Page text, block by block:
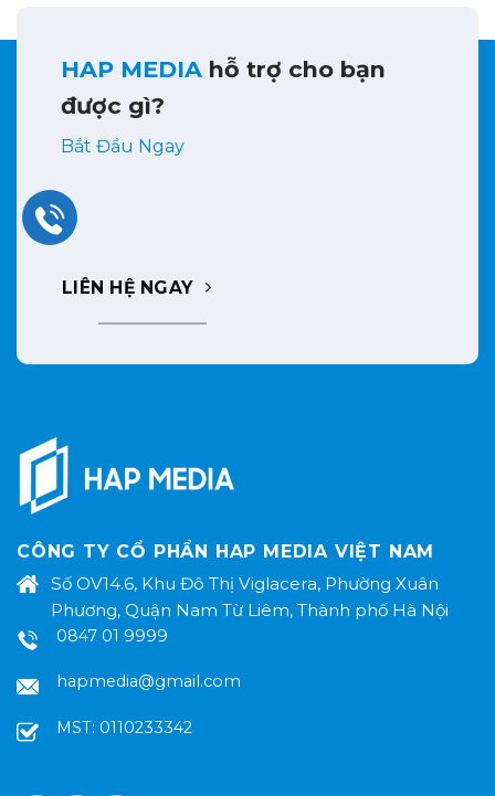
HAP MEDIA hỗ trợ cho bạn
được gì?
Bắt Đầu Ngay
LIÊN HỆ NGAY
CÔNG TY CỔ PHẨN HAP MEDIA VIỆT NAM
Số OV14.6, Khu Đô Thị Viglacera, Phường Xuân
Phương, Quận Nam Từ Liêm, Thành phố Hà Nội
0847 01 9999
hapmedia@gmail.com
MST: 0110233342